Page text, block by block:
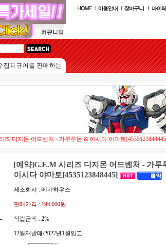
어를 판매하는 쇼핑몰입니다.
즈 디지몬 어드벤처 - 가루루몬 & 이시다 야마토
[예약]G.E.M 시리즈 디지몬 어드벤처 - 가루
이시다 야마토[4535123848445]
제조회사 : 메가하우스
판매가격 : 196,000원
적립금액 : 2%
12월재발매/2027년1월입고